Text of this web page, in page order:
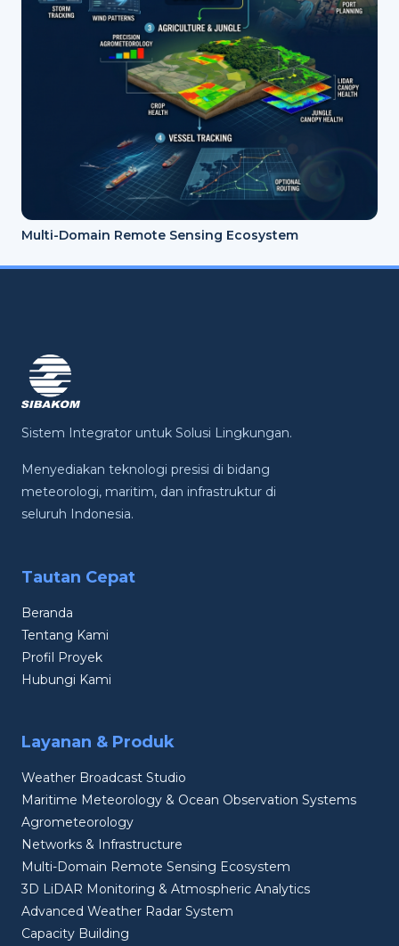
Multi-Domain Remote Sensing Ecosystem
Sistem Integrator untuk Solusi Lingkungan.
Menyediakan teknologi presisi di bidang
meteorologi, maritim, dan infrastruktur di
seluruh Indonesia.
Tautan Cepat
Beranda
Tentang Kami
Profil Proyek
Hubungi Kami
Layanan & Produk
Weather Broadcast Studio
Maritime Meteorology & Ocean Observation Systems
Agrometeorology
Networks & Infrastructure
Multi-Domain Remote Sensing Ecosystem
3D LiDAR Monitoring & Atmospheric Analytics
Advanced Weather Radar System
Capacity Building